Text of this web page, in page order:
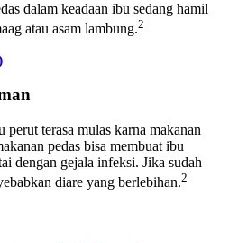
dalam keadaan ibu sedang hamil
atau asam lambung.2
perut terasa mulas karna makanan
pedas bisa membuat ibu
dengan gejala infeksi. Jika sudah
diare yang berlebihan.2